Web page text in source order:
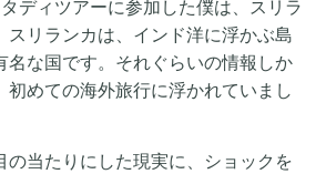
ディツアーに参加した僕は、スリラ
スリランカは、インド洋に浮かぶ島
名な国です。それぐらいの情報しか
初めての海外旅行に浮かれていまし
の当たりにした現実に、ショックを